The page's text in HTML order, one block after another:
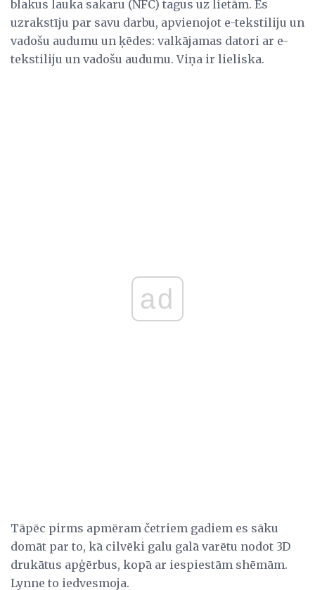
blakus lauka sakaru (NFC) tagus uz lietām. Es
uzrakstīju par savu darbu, apvienojot e-tekstiliju un
vadošu audumu un ķēdes: valkājamas datori ar e-
tekstiliju un vadošu audumu. Viņa ir lieliska.
ad
Tāpēc pirms apmēram četriem gadiem es sāku
domāt par to, kā cilvēki galu galā varētu nodot 3D
drukātus apģērbus, kopā ar iespiestām shēmām.
Lynne to iedvesmoja.